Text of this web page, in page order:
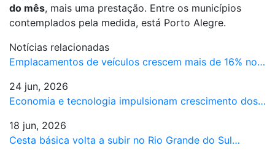
do mês, mais uma prestação. Entre os municípios
contemplados pela medida, está Porto Alegre.
Notícias relacionadas
Emplacamentos de veículos crescem mais de 16% no…
24 jun, 2026
Economia e tecnologia impulsionam crescimento dos…
18 jun, 2026
Cesta básica volta a subir no Rio Grande do Sul…